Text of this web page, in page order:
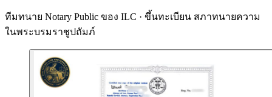
ทีมทนาย Notary Public ของ ILC · ขึ้นทะเบียน สภาทนายความ
ในพระบรมราชูปถัมภ์